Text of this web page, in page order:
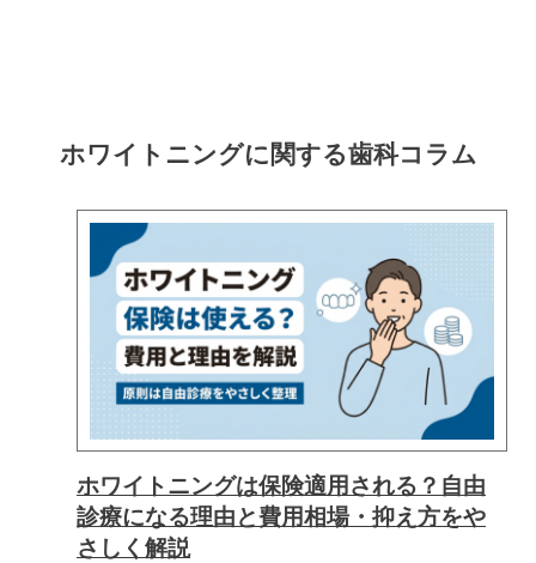
ホワイトニングに関する歯科コラム
ホワイトニングは保険適用される？自由
診療になる理由と費用相場・抑え方をや
さしく解説